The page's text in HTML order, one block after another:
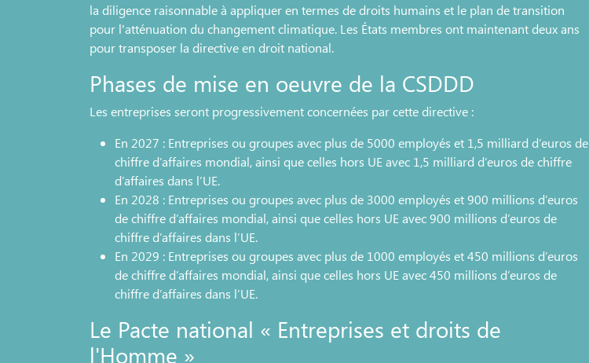
la diligence raisonnable à appliquer en termes de droits humains et le plan de transition
pour l'atténuation du changement climatique. Les États membres ont maintenant deux ans
pour transposer la directive en droit national.
Phases de mise en oeuvre de la CSDDD
Les entreprises seront progressivement concernées par cette directive :
En 2027 : Entreprises ou groupes avec plus de 5000 employés et 1,5 milliard d’euros de
chiffre d’affaires mondial, ainsi que celles hors UE avec 1,5 milliard d’euros de chiffre
d’affaires dans l’UE.
En 2028 : Entreprises ou groupes avec plus de 3000 employés et 900 millions d’euros
de chiffre d’affaires mondial, ainsi que celles hors UE avec 900 millions d’euros de
chiffre d’affaires dans l’UE.
En 2029 : Entreprises ou groupes avec plus de 1000 employés et 450 millions d’euros
de chiffre d’affaires mondial, ainsi que celles hors UE avec 450 millions d’euros de
chiffre d’affaires dans l’UE.
Le Pacte national « Entreprises et droits de
l'Homme »